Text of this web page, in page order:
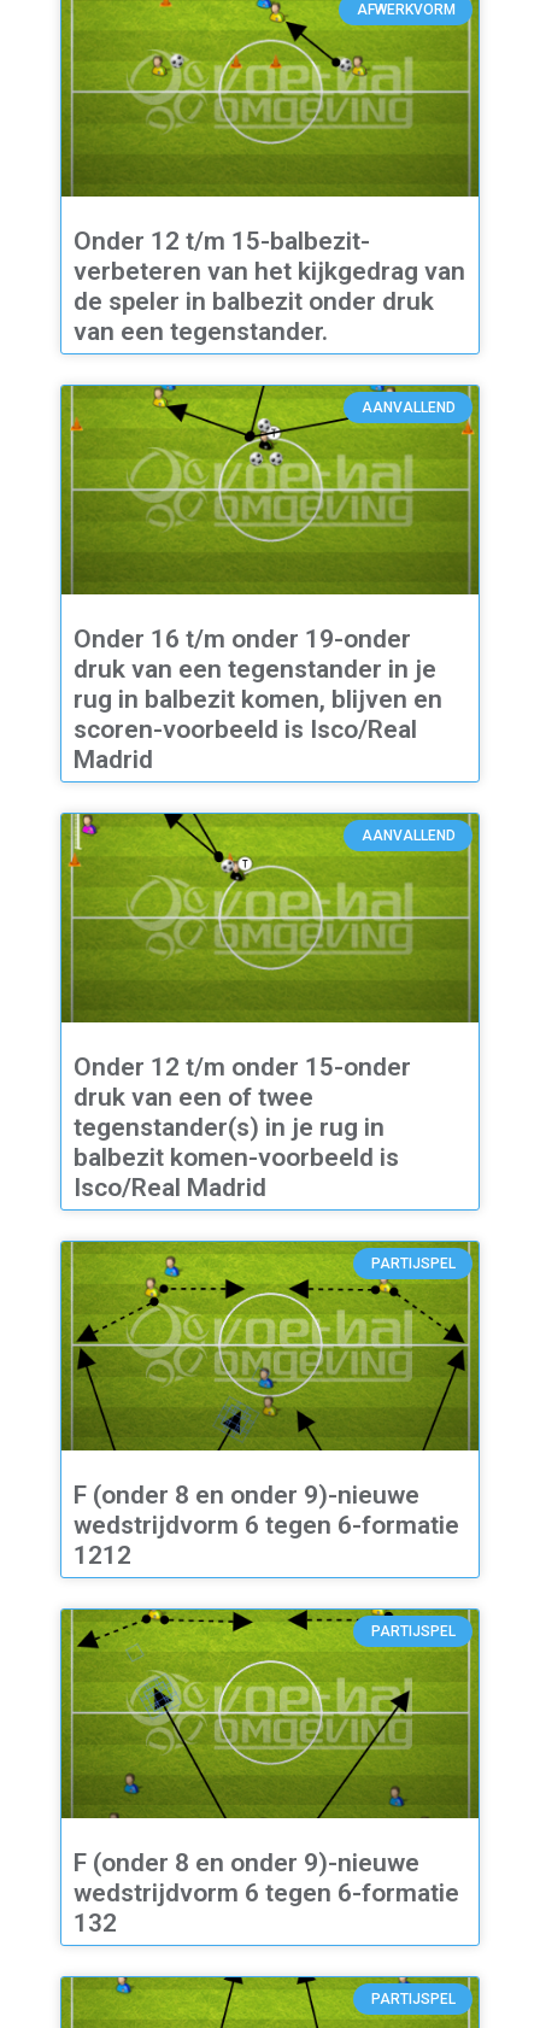
AFWERKVORM
Onder 12 t/m 15-balbezit-
verbeteren van het kijkgedrag van
de speler in balbezit onder druk
van een tegenstander.
AANVALLEND
Onder 16 t/m onder 19-onder
druk van een tegenstander in je
rug in balbezit komen, blijven en
scoren-voorbeeld is Isco/Real
Madrid
AANVALLEND
Onder 12 t/m onder 15-onder
druk van een of twee
tegenstander(s) in je rug in
balbezit komen-voorbeeld is
Isco/Real Madrid
PARTIJSPEL
F (onder 8 en onder 9)-nieuwe
wedstrijdvorm 6 tegen 6-formatie
1212
PARTIJSPEL
F (onder 8 en onder 9)-nieuwe
wedstrijdvorm 6 tegen 6-formatie
132
PARTIJSPEL